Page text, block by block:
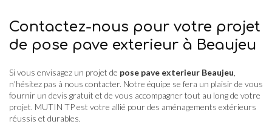
Contactez-nous pour votre projet
de pose pave exterieur à Beaujeu
Si vous envisagez un projet de pose pave exterieur Beaujeu
n'hésitez pas à nous contacter. Notre équipe se fera un plaisir de vous
fournir un devis gratuit et de vous accompagner tout au long de votre
projet. MUTIN TP est votre allié pour des aménagements extérieurs
réussis et durables.